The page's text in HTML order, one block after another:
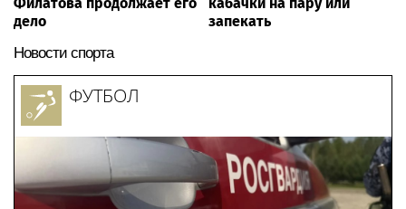
дело
запекать
Новости спорта
ФУТБОЛ